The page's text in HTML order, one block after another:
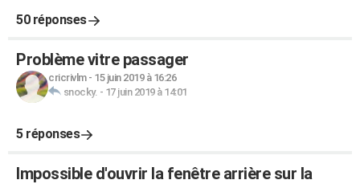
50 réponses
Problème vitre passager
cricrivlm- 15 juin 2019 à 16:26
snocky. - 17 juin 2019 à 14:01
5 réponses
Impossible d'ouvrir la fenêtre arrière sur la